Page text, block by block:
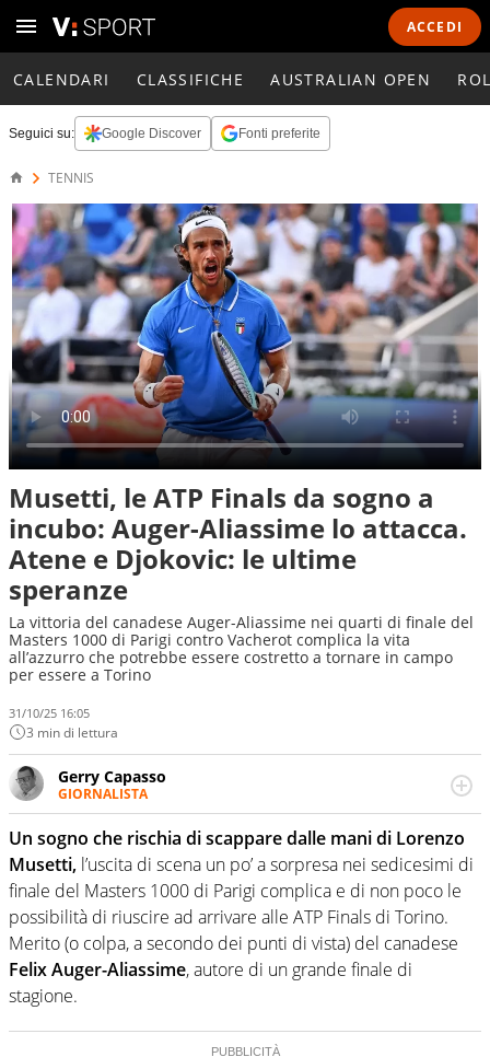
ACCEDI
CALENDARI CLASSIFICHE AUSTRALIAN OPEN
Seguici su: Google Discover Fonti preferite
TENNIS
Musetti, le ATP Finals da sogno a
incubo: Auger-Aliassime lo attacca.
Atene e Djokovic: le ultime
speranze
La vittoria del canadese Auger-Aliassime nei quarti di finale del
Masters 1000 di Parigi contro Vacherot complica la vita
all’azzurro che potrebbe essere costretto a tornare in campo
per essere a Torino
31/10/25 16:05
3 min di lettura
Gerry Capasso
GIORNALISTA
Per lui gli sport americani non hanno segreti: basket,
football, baseball e la capacità innata di trovare la notizia
dove altri non vedono granché
Un sogno che rischia di scappare dalle mani di Lorenzo
Musetti, l’uscita di scena un po’ a sorpresa nei sedicesimi di
finale del Masters 1000 di Parigi complica e di non poco le
possibilità di riuscire ad arrivare alle ATP Finals di Torino.
Merito (o colpa, a secondo dei punti di vista) del canadese
Felix Auger-Aliassime, autore di un grande finale di
stagione.